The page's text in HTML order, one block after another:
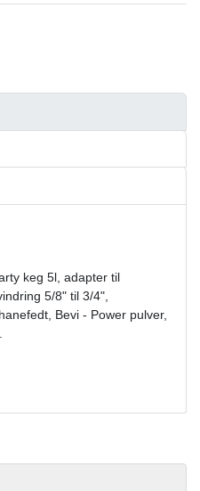
keg 5l, adapter til
5/8" til 3/4",
Bevi - Power pulver,